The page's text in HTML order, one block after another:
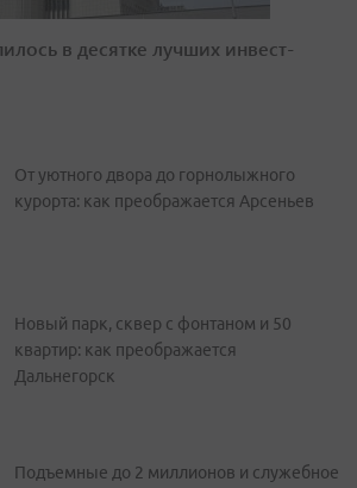
в десятке лучших инвест-
От уютного двора до горнолыжного
курорта: как преображается Арсеньев
Новый парк, сквер с фонтаном и 50
квартир: как преображается
Дальнегорск
Подъемные до 2 миллионов и служебное